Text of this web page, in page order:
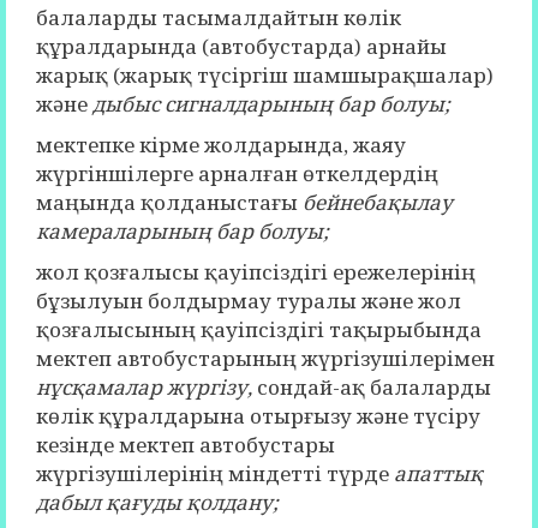
балаларды тасымалдайтын көлік
құралдарында (автобустарда) арнайы
жарық (жарық түсіргіш шамшырақшалар)
жәнедыбыс сигналдарының бар болуы;
мектепке кірме жолдарында, жаяу
жүргіншілерге арналған өткелдердің
маңында қолданыстағы бейнебақылау
камераларының бар болуы;
жол қозғалысы қауіпсіздігі ережелерінің
бұзылуын болдырмау туралы және жол
қозғалысының қауіпсіздігі тақырыбында
мектеп автобустарының жүргізушілерімен
нұсқамалар жүргізу, сондай-ақ балаларды
көлік құралдарына отырғызу және түсіру
кезінде мектеп автобустары
жүргізушілерінің міндетті түрде апаттық
дабыл қағуды қолдану;